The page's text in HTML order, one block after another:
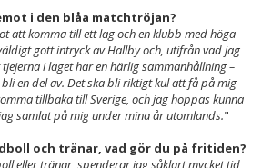
i den blåa matchtröjan?
att komma till ett lag och en klubb med höga
äldigt gott intryck av Hallby och, utifrån vad jag
i laget har en härlig sammanhållning–
en del av. Det ska bli riktigt kul att fåpåmig
tillbaka till Sverige, och jag hoppas kunna
samlat påmig under minaår utomlands."
och tränar, vad gör du på fritiden?
eller tränar, spenderar jag såklart mycket tid